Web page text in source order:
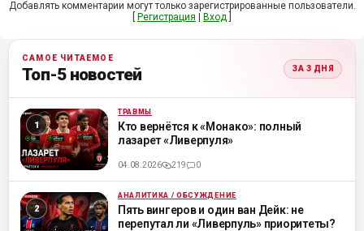
Добавлять комментарии могут только зарегистрированные пользователи.
Регистрация Вход
САМОЕ ЧИТАЕМОЕ
Топ-5 новостей ЗА 3 ДНЯ
ML ТРАВМЫ
Кто вернётся к «Монако»: полный
лазарет «Ливерпуля»
04.08.2026 219 0
ML АНАЛИТИКА / ОБСУЖДЕНИЕ
Пять вингеров и один ван Дейк: не
перепутал ли «Ливерпуль» приоритеты?